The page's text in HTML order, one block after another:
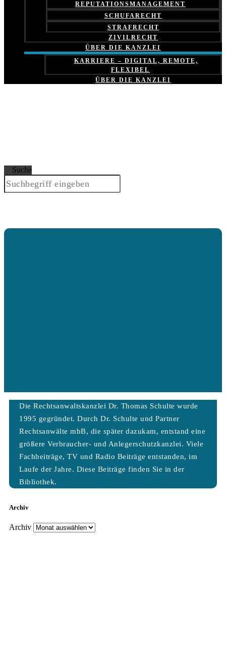
REPUTATIONSMANAGEMENT
SCHUFARECHT
STRAFRECHT
ZIVILRECHT
ÜBER DIE KANZLEI
KARRIERE – DIGITAL, REMOTE,
FLEXIBEL
ÜBER DIE KANZLEI
Suche
Die Rechtsanwaltskanzlei Dr. Thomas Schulte wurde
1995 gegründet. Durch Dr. Schulte und Partner
Rechtsanwälte mbB, die später dazukam, entstand eine
größere Verbraucher- und Anlegerschutzkanzlei. Viele
Fachbeiträge, TV und Radio Beiträge entstanden, im
Laufe der Jahre. Diese Beiträge finden Sie in der
Bibliothek.
Archiv
Archiv